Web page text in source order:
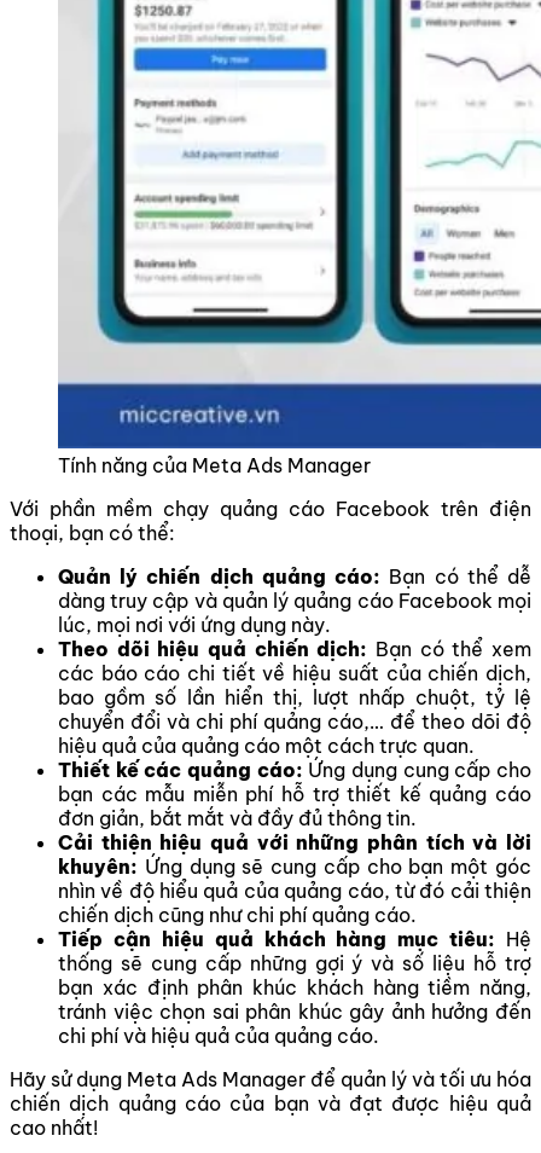
Tính năng của Meta Ads Manager
Với phần mềm chạy quảng cáo Facebook trên điện
thoại, bạn có thể:
Quản lý chiến dịch quảng cáo: Bạn có thể dễ
dàng truy cập và quản lý quảng cáo Facebook mọi
lúc, mọi nơi với ứng dụng này.
Theo dõi hiệu quả chiến dịch: Bạn có thể xem
các báo cáo chi tiết về hiệu suất của chiến dịch,
bao gồm số lần hiển thị, lượt nhấp chuột, tỷ lệ
chuyển đổi và chi phí quảng cáo,… để theo dõi độ
hiệu quả của quảng cáo một cách trực quan.
Thiết kế các quảng cáo: Ứng dụng cung cấp cho
bạn các mẫu miễn phí hỗ trợ thiết kế quảng cáo
đơn giản, bắt mắt và đầy đủ thông tin.
Cải thiện hiệu quả với những phân tích và lời
khuyên: Ứng dụng sẽ cung cấp cho bạn một góc
nhìn về độ hiểu quả của quảng cáo, từ đó cải thiện
chiến dịch cũng như chi phí quảng cáo.
Tiếp cận hiệu quả khách hàng mục tiêu: Hệ
thống sẽ cung cấp những gợi ý và số liệu hỗ trợ
bạn xác định phân khúc khách hàng tiềm năng,
tránh việc chọn sai phân khúc gây ảnh hưởng đến
chi phí và hiệu quả của quảng cáo.
Hãy sử dụng Meta Ads Manager để quản lý và tối ưu hóa
chiến dịch quảng cáo của bạn và đạt được hiệu quả
cao nhất!